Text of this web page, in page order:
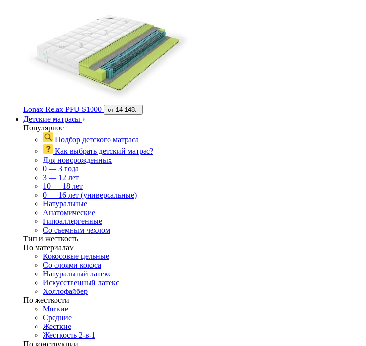
Lonax Relax PPU S1000 от 14 148.-
Детские матрасы ›
Популярное
Подбор детского матраса
Как выбрать детский матрас?
Для новорожденных
0 — 3 года
3 — 12 лет
10 — 18 лет
0 — 16 лет (универсальные)
Натуральные
Анатомические
Гипоаллергенные
Со съемным чехлом
Тип и жесткость
По материалам
Кокосовые цельные
Со слоями кокоса
Натуральный латекс
Искусственный латекс
Холлофайбер
По жесткости
Мягкие
Средние
Жесткие
Жесткость 2-в-1
По конструкции